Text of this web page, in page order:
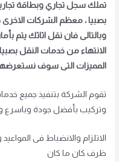
تملك سجل تجاري وبطاقة
بصبيا ، معظم الشركات
وبالتالى فان نقل اثاثك يتم
الانتهاء من خدمات النقل
المميزات التى سوف
تقوم الشركة بتنفيذ جميع
وتركيب بأفضل جودة
الاتلزام والانضباط فى
ظرف كان ما كان